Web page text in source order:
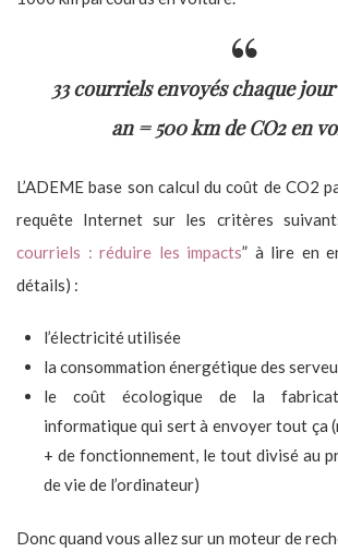
33 courriels envoyés chaque
an = 500 km de CO2 en
L’ADEME base son calcul du coût de CO2
requête Internet sur les critères
courriels : réduire les impacts” à lire en
détails) :
l’électricité utilisée
la consommation énergétique des
le coût écologique de la
informatique qui sert à envoyer tout ça
+ de fonctionnement, le tout divisé au
de vie de l’ordinateur)
Donc quand vous allez sur un moteur de